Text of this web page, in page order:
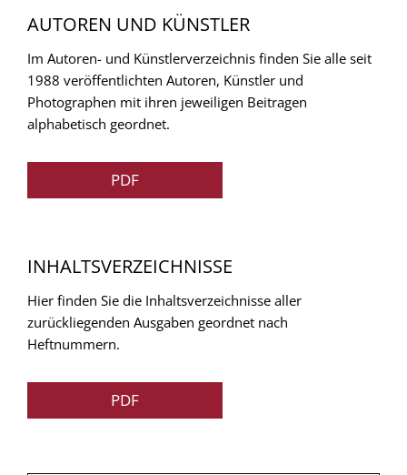
AUTOREN UND KÜNSTLER
Im Autoren- und Künstlerverzeichnis finden Sie alle seit
1988 veröffentlichten Autoren, Künstler und
Photographen mit ihren jeweiligen Beitragen
alphabetisch geordnet.
PDF
INHALTSVERZEICHNISSE
Hier finden Sie die Inhaltsverzeichnisse aller
zurückliegenden Ausgaben geordnet nach
Heftnummern.
PDF